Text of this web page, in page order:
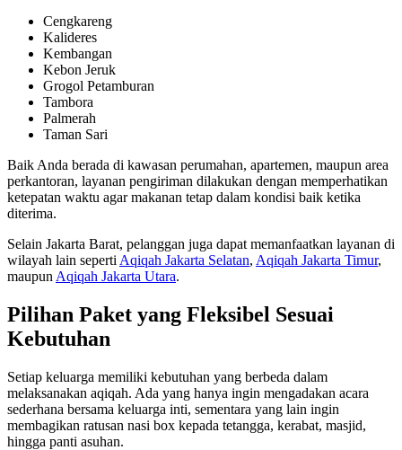
Cengkareng
Kalideres
Kembangan
Kebon Jeruk
Grogol Petamburan
Tambora
Palmerah
Taman Sari
Baik Anda berada di kawasan perumahan, apartemen, maupun area
perkantoran, layanan pengiriman dilakukan dengan memperhatikan
ketepatan waktu agar makanan tetap dalam kondisi baik ketika
diterima.
Selain Jakarta Barat, pelanggan juga dapat memanfaatkan layanan di
wilayah lain seperti Aqiqah Jakarta Selatan, Aqiqah Jakarta Timur,
maupun Aqiqah Jakarta Utara.
Pilihan Paket yang Fleksibel Sesuai
Kebutuhan
Setiap keluarga memiliki kebutuhan yang berbeda dalam
melaksanakan aqiqah. Ada yang hanya ingin mengadakan acara
sederhana bersama keluarga inti, sementara yang lain ingin
membagikan ratusan nasi box kepada tetangga, kerabat, masjid,
hingga panti asuhan.